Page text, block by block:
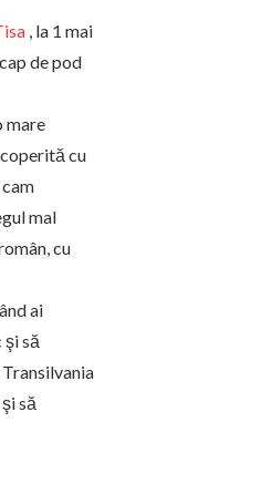
, la 1 mai
de pod
mare
cu
mal
cu
ai
şi să
să